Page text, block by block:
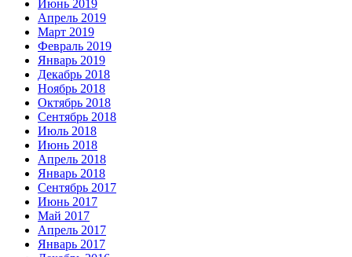
Июнь 2019
Апрель 2019
Март 2019
Февраль 2019
Январь 2019
Декабрь 2018
Ноябрь 2018
Октябрь 2018
Сентябрь 2018
Июль 2018
Июнь 2018
Апрель 2018
Январь 2018
Сентябрь 2017
Июнь 2017
Май 2017
Апрель 2017
Январь 2017